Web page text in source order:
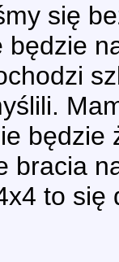
się
będzie
będzie
bracia
to się